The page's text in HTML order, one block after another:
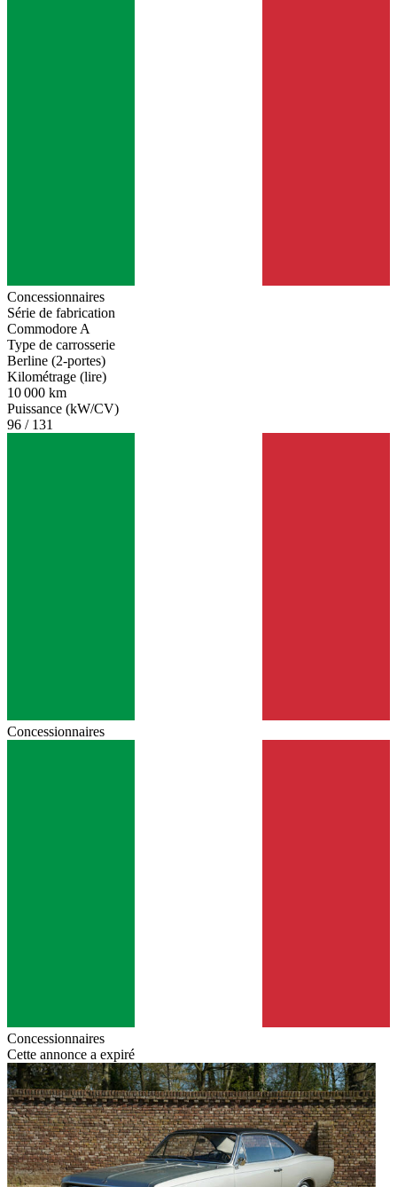
Concessionnaires
Série de fabrication
Commodore A
Type de carrosserie
Berline (2-portes)
Kilométrage (lire)
10 000 km
Puissance (kW/CV)
96 / 131
Concessionnaires
Concessionnaires
Cette annonce a expiré